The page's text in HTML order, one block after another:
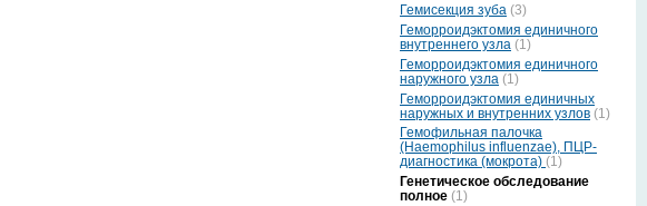
Гемисекция зуба (3)
Геморроидэктомия единичного
внутреннего узла (1)
Геморроидэктомия единичного
наружного узла (1)
Геморроидэктомия единичных
наружных и внутренних узлов (1)
Гемофильная палочка
(Haemophilus influenzae), ПЦР-
диагностика (мокрота) (1)
Генетическое обследование
полное (1)